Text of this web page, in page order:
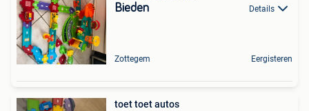
Bieden Details
Zottegem Eergisteren
toet toet autos